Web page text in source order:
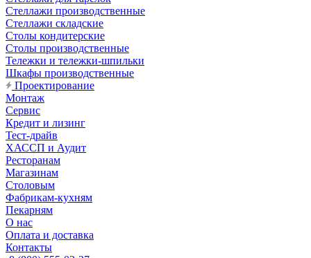
Стеллажи производственные
Стеллажи складские
Столы кондитерские
Столы производственные
Тележки и тележки-шпильки
Шкафы производственные
Проектирование
Монтаж
Сервис
Кредит и лизинг
Тест-драйв
ХАССП и Аудит
Ресторанам
Магазинам
Столовым
Фабрикам-кухням
Пекарням
О нас
Оплата и доставка
Контакты